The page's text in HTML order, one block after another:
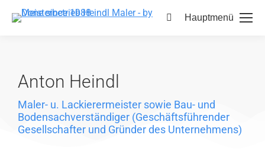
Hauptmenü
Anton Heindl
Maler- u. Lackierermeister sowie Bau- und
Bodensachverständiger (Geschäftsführender
Gesellschafter und Gründer des Unternehmens)